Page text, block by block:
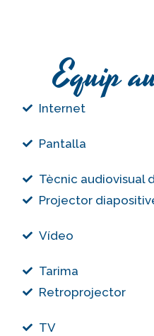
Equip
Internet
Pantalla
Tècnic audiovisual
Projector
Vídeo
Tarima
Retroprojector
TV